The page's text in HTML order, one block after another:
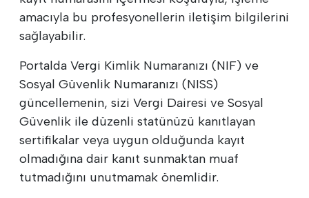
amacıyla bu profesyonellerin iletişim bilgilerini
sağlayabilir.
Portalda Vergi Kimlik Numaranızı (NIF) ve
Sosyal Güvenlik Numaranızı (NISS)
güncellemenin, sizi Vergi Dairesi ve Sosyal
Güvenlik ile düzenli statünüzü kanıtlayan
sertifikalar veya uygun olduğunda kayıt
olmadığına dair kanıt sunmaktan muaf
tutmadığını unutmamak önemlidir.